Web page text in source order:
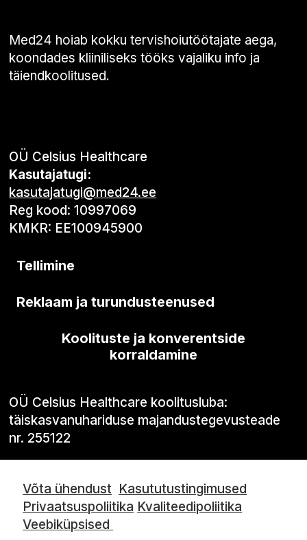
Med24 hoiab kokku tervishoiutöötajate aega,
koondades kliiniliseks tööks vajaliku info ja
täiendkoolitused.
OÜ Celsius Healthcare
Kasutajatugi:
kasutajatugi@med24.ee
Reg kood: 10997069
KMKR: EE100945900
Tellimine
Reklaam ja turundusteenused
Koolituste ja konverentside
korraldamine
OÜ Celsius Healthcare koolitusluba:
täiskasvanuhariduse majandustegevusteade
nr. 255122
Võta ühendust Kasututustingimused
Privaatsuspoliitika Kvaliteedipoliitika
Veebiküpsised